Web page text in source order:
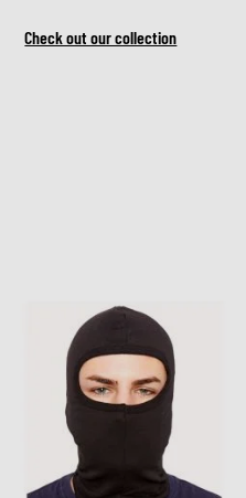
Check out our collection